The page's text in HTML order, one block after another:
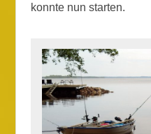
konnte nun starten.